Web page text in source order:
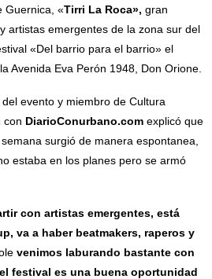
Guernica, «Tirri La Roca», gran
artistas emergentes de la zona sur del
«Del barrio para el barrio» el
Avenida Eva Perón 1948, Don Orione.
evento y miembro de Cultura
con DiarioConurbano.com explicó que
surgió de manera espontanea,
estaba en los planes pero se armó
con artistas emergentes, está
va a haber beatmakers, raperos y
venimos laburando bastante con
festival es una buena oportunidad